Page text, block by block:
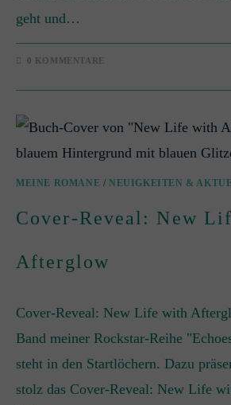
geht und…
0 KOMMENTARE
MEINE ROMANE /NEUIGKEITEN &
Cover-Reveal: New
Afterglow
Cover-Reveal: New Life with
Band meiner Rockstar-Reihe
steht in den Startlöchern. Dazu
stolz das Cover-Reveal: New Life